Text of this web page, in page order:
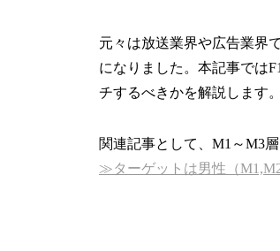
元々は放送業界や広告業界
になりました。本記事では
チするべきかを解説します
関連記事として、M1～M3
≫ターゲットは男性（